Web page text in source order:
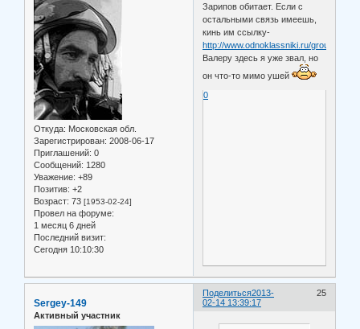
Откуда: Московская обл.
Зарегистрирован: 2008-06-17
Приглашений: 0
Сообщений: 1280
Уважение: +89
Позитив: +2
Возраст: 73 [1953-02-24]
Провел на форуме:
1 месяц 6 дней
Последний визит:
Сегодня 10:10:30
Зарипов обитает. Если с
остальными связь имеешь,
кинь им ссылку-
http://www.odnoklassniki.ru/
Валеру здесь я уже звал, но
он что-то мимо ушей
0
Поделиться 25
2013-
02-14 13:39:17
Sergey-149
Активный участник